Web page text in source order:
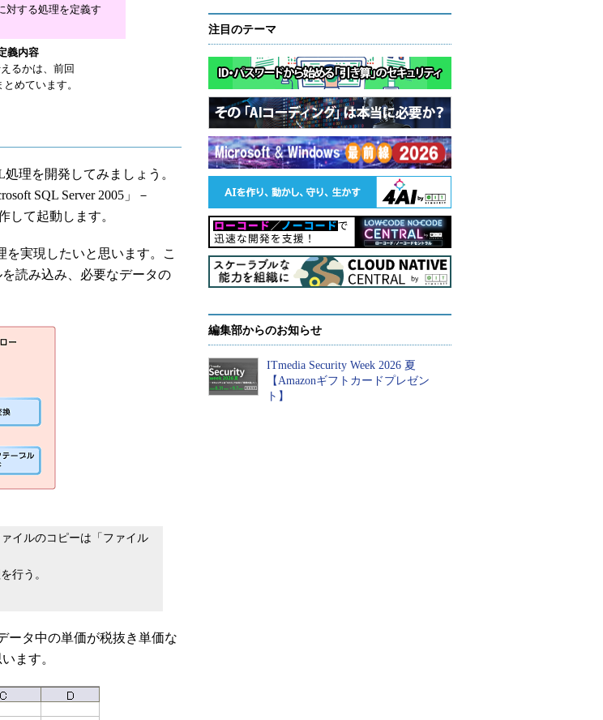
対する処理を定義す
義内容
るかは、前回
とめています。
理を開発してみましょう。
SQL Server 2005」－
して起動します。
を実現したいと思います。こ
読み込み、必要なデータの
イルのコピーは「ファイル
行う。
ータ中の単価が税抜き単価な
ます。
注目のテーマ
編集部からのお知らせ
ITmedia Security Week 2026 夏
【Amazonギフトカードプレゼン
ト】